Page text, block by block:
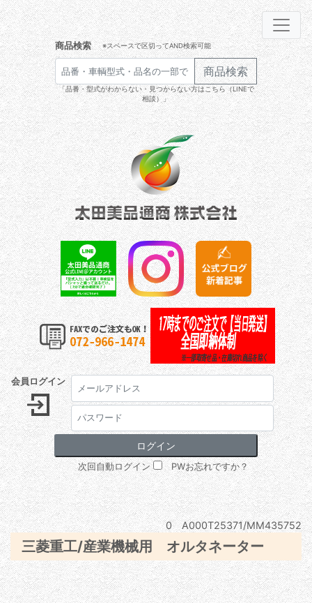
商品検索 ※スペースで区切ってAND検索可能
商品検索
「品番・型式がわからない・見つからない方はこちら（LINEで
相談）」
会員ログイン
次回自動ログイン PWお忘れですか？
0 A000T25371/MM435752
三菱重工/産業機械用 オルタネーター